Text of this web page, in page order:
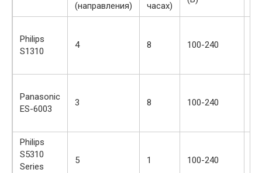
(направления)
часах)
Philips
S1310
4 8 100-240
Panasonic
ES-6003
3 8 100-240
Philips
S5310
Series
5 1 100-240